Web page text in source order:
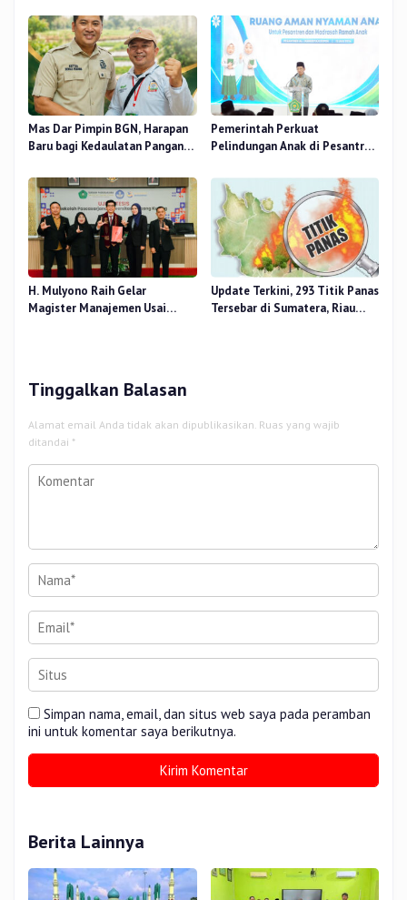
Nur, Besok
Pendidikan
Mas Dar Pimpin BGN, Harapan
Baru bagi Kedaulatan Pangan
Pemerintah Perkuat
Pelindungan Anak di Pesantren
RANA
H. Mulyono Raih Gelar
Magister Manajemen Usai
Update Terkini, 293 Titik Panas
Tersebar di Sumatera, Riau
Tinggalkan Balasan
Alamat email Anda tidak akan dipublikasikan. Ruas yang wajib
ditandai *
Simpan nama, email, dan situs web saya pada peramban
ini untuk komentar saya berikutnya.
Berita Lainnya